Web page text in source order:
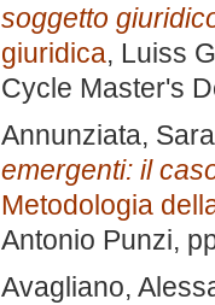
soggetto
giuridica, Luiss
Cycle Master's
Annunziata, Sara
emergenti: il
Metodologia
Antonio Punzi,
Avagliano,